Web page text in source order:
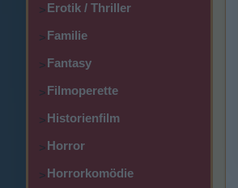
>Erotik / Thriller
>Familie
>Fantasy
>Filmoperette
>Historienfilm
>Horror
>Horrorkomödie